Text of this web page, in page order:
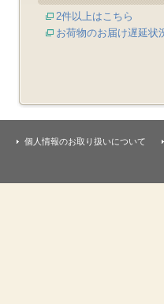
2件以上はこちら
お荷物のお届け遅延状
個人情報のお取り扱いについて